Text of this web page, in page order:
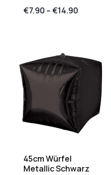
€7.90 –€14.90
45cm Würfel
Metallic Schwarz